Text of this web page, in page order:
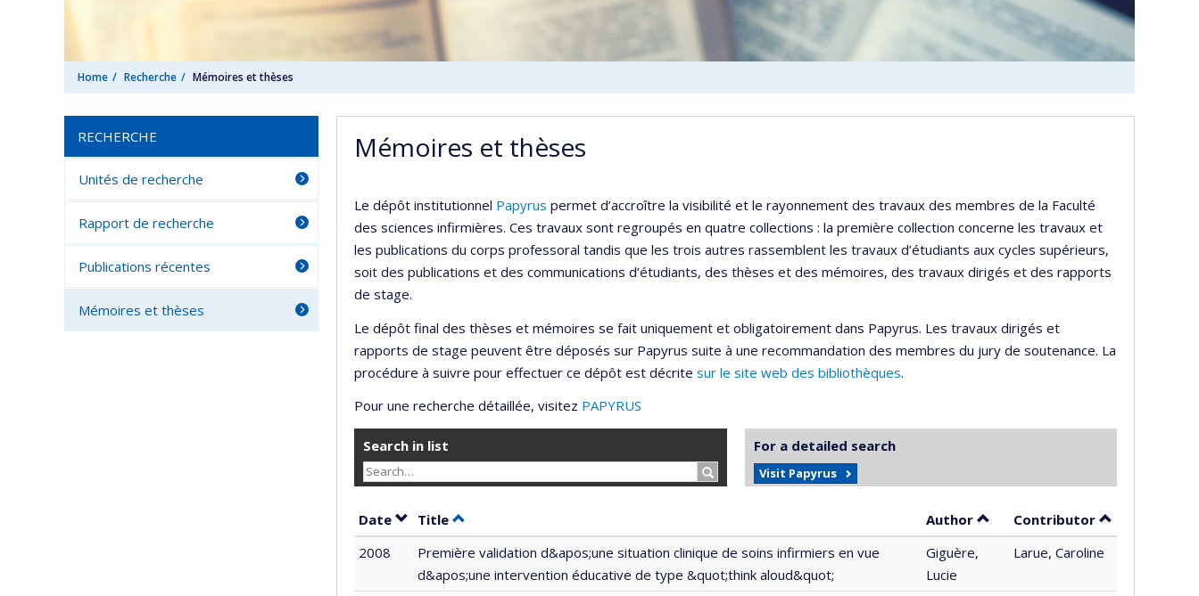
Home Recherche Mémoires et thèses
Mémoires et thèses
Le dépôt institutionnel Papyrus permet d’accroître la visibilité et le rayonnement des travaux des membres de la Faculté
des sciences infirmières. Ces travaux sont regroupés en quatre collections : la première collection concerne les travaux et
les publications du corps professoral tandis que les trois autres rassemblent les travaux d’étudiants aux cycles supérieurs,
soit des publications et des communications d’étudiants, des thèses et des mémoires, des travaux dirigés et des rapports
de stage.
Le dépôt final des thèses et mémoires se fait uniquement et obligatoirement dans Papyrus. Les travaux dirigés et
rapports de stage peuvent être déposés sur Papyrus suite à une recommandation des membres du jury de soutenance. La
procédure à suivre pour effectuer ce dépôt est décrite sur le site web des bibliothèques.
Pour une recherche détaillée, visitez PAPYRUS
Search in list
Search…
For a detailed search
Visit Papyrus
Date Sort by date in descending order
Title Sort by title in descending order Author Sort by author in descending
Contributor by
2008
Première validation d&apos;une situation clinique de soins infirmiers en vue
d&apos;une intervention éducative de type &quot;think aloud&quot;
Giguère,
Lucie
Larue, Caroline
RECHERCHE
Unités de recherche
Rapport de recherche
Publications récentes
Mémoires et thèses